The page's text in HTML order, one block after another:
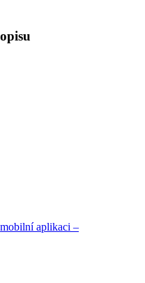
mobilní aplikaci –